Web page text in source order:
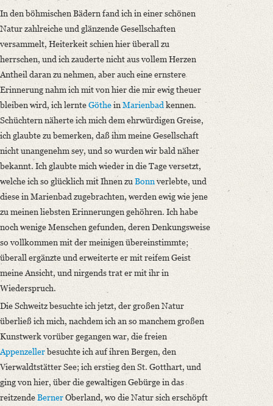
In den böhmischen Bädern fand ich in einer schönen
Natur zahlreiche und glänzende Gesellschaften
versammelt, Heiterkeit schien hier überall zu
herrschen, und ich zauderte nicht aus vollem Herzen
Antheil daran zu nehmen, aber auch eine ernstere
Erinnerung nahm ich mit von hier die mir ewig theuer
bleiben wird, ich lernteGötheinMarienbad kennen.
Schüchtern näherte ich mich dem ehrwürdigen Greise,
ich glaubte zu bemerken, daß ihm meine Gesellschaft
nicht unangenehm sey, und so wurden wir bald näher
bekannt. Ich glaubte mich wieder in die Tage versetzt,
welche ich so glücklich mit Ihnen zu Bonnverlebte, und
diese in Marienbad zugebrachten, werden ewig wie jene
zu meinen liebsten Erinnerungen gehöhren. Ich habe
noch wenige Menschen gefunden, deren Denkungsweise
so vollkommen mit der meinigen übereinstimmte;
überall ergänzte und erweiterte er mit reifem Geist
meine Ansicht, und nirgends trat er mit ihr in
Wiederspruch.
Die Schweitz besuchte ich jetzt, der großen Natur
überließ ich mich, nachdem ich an so manchem großen
Kunstwerk vorüber gegangen war, die freien
Appenzellerbesuchte ich auf ihren Bergen, den
Vierwaldtstätter See; ich erstieg den St. Gotthart, und
ging von hier, über die gewaltigen Gebürge in das
reitzendeBernerOberland, wo die Natur sich erschöpft